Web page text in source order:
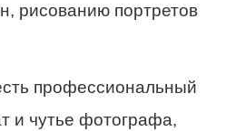
рисованию портретов
профессиональный
и чутье фотографа,